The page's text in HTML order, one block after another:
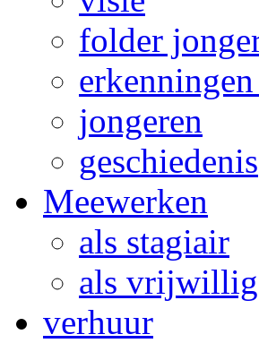
folder
jongeren
geschiedenis
Meewerken
als stagiair
als
verhuur